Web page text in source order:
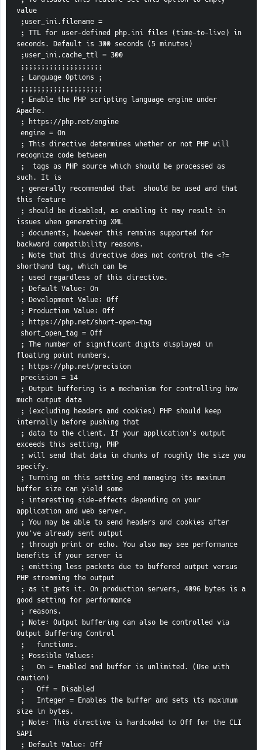
value
;user_ini.filename =
seconds. Default is 300 seconds (5 minutes)
;user_ini.cache_ttl = 300
;;;;;;;;;;;;;;;;;;;;
; Language Options ;
;;;;;;;;;;;;;;;;;;;;
Apache.
; https://php.net/engine
engine = On
recognize code between
such. It is
this feature
issues when generating XML
backward compatibility reasons.
shorthand tag, which can be
; used regardless of this directive.
; Default Value: On
; Development Value: Off
; Production Value: Off
; https://php.net/short-open-tag
short_open_tag = Off
floating point numbers.
; https://php.net/precision
precision = 14
much output data
internally before pushing that
exceeds this setting, PHP
specify.
buffer size can yield some
application and web server.
you've already sent output
benefits if your server is
PHP streaming the output
good setting for performance
; reasons.
Output Buffering Control
;   functions.
; Possible Values:
caution)
;   Off = Disabled
size in bytes.
SAPI
; Default Value: Off